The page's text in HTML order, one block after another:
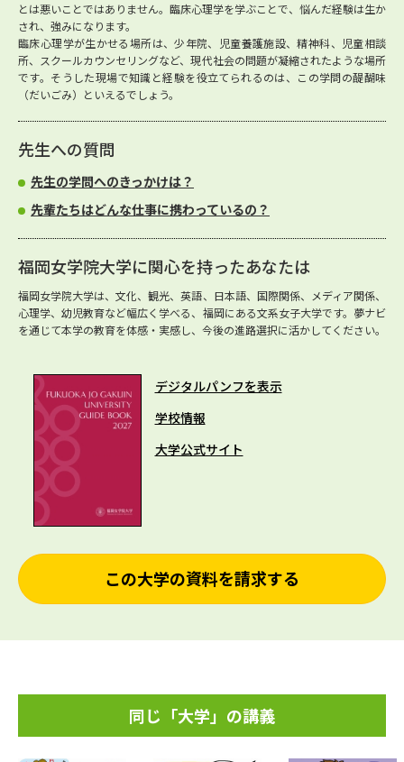
とは悪いことではありません。臨床心理学を学ぶことで、悩んだ経験は生か
され、強みになります。
臨床心理学が生かせる場所は、少年院、児童養護施設、精神科、児童相談
所、スクールカウンセリングなど、現代社会の問題が凝縮されたような場所
です。そうした現場で知識と経験を役立てられるのは、この学問の醍醐味
（だいごみ）といえるでしょう。
先生への質問
先生の学問へのきっかけは？
先輩たちはどんな仕事に携わっているの？
福岡女学院大学に関心を持ったあなたは
福岡女学院大学は、文化、観光、英語、日本語、国際関係、メディア関係、
心理学、幼児教育など幅広く学べる、福岡にある文系女子大学です。夢ナビ
を通じて本学の教育を体感・実感し、今後の進路選択に活かしてください。
デジタルパンフを表示
学校情報
大学公式サイト
この大学の資料を請求する
同じ「大学」の講義